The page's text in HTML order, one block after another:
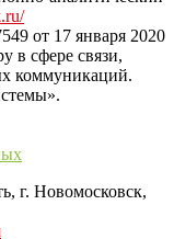
от 17 января 2020
в сфере связи,
коммуникаций.
г. Новомосковск,